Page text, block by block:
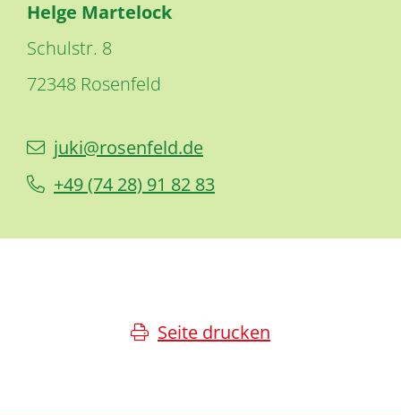
Helge Martelock
Schulstr. 8
72348 Rosenfeld
juki@rosenfeld.de
+49 (74 28) 91 82 83
Seite drucken